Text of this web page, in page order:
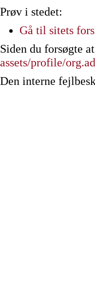
Prøv i stedet:
Gå til sitets
Siden du forsøgte
assets/profile/
Den interne